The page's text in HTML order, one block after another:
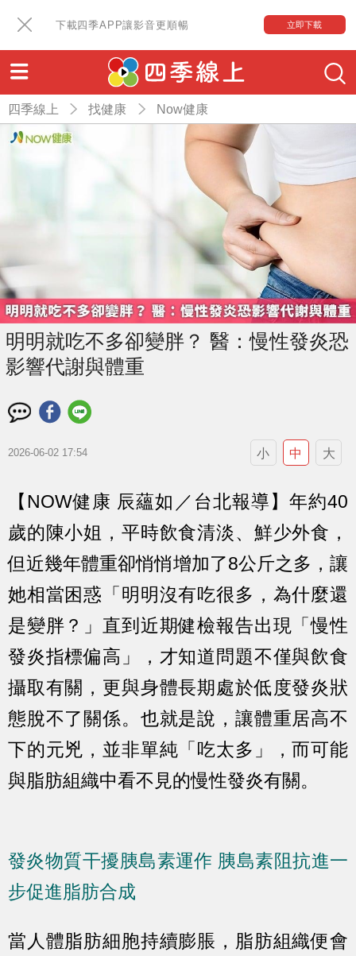
下載四季APP讓影音更順暢 立即下載
四季線上 找健康 Now健康
明明就吃不多卻變胖？ 醫：慢性發炎恐
影響代謝與體重
2026-06-02 17:54 小 中 大
【NOW健康 辰蘊如／台北報導】年約40
歲的陳小姐，平時飲食清淡、鮮少外食，
但近幾年體重卻悄悄增加了8公斤之多，讓
她相當困惑「明明沒有吃很多，為什麼還
是變胖？」直到近期健檢報告出現「慢性
發炎指標偏高」，才知道問題不僅與飲食
攝取有關，更與身體長期處於低度發炎狀
態脫不了關係。也就是說，讓體重居高不
下的元兇，並非單純「吃太多」，而可能
與脂肪組織中看不見的慢性發炎有關。
發炎物質干擾胰島素運作 胰島素阻抗進一
步促進脂肪合成
當人體脂肪細胞持續膨脹，脂肪組織便會